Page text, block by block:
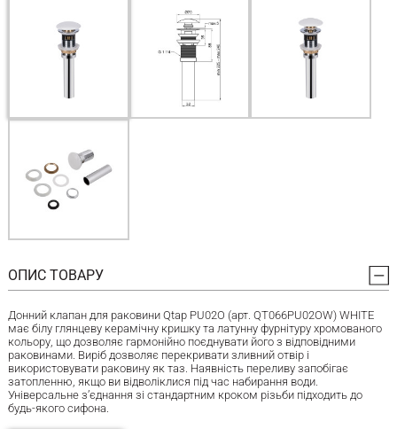
ОПИС ТОВАРУ
Донний клапан для раковини Qtap PU02O (арт. QT066PU02OW) WHITE
має білу глянцеву керамічну кришку та латунну фурнітуру хромованого
кольору, що дозволяє гармонійно поєднувати його з відповідними
раковинами. Виріб дозволяє перекривати зливний отвір і
використовувати раковину як таз. Наявність переливу запобігає
затопленню, якщо ви відволіклися під час набирання води.
Універсальне з’єднання зі стандартним кроком різьби підходить до
будь-якого сифона.